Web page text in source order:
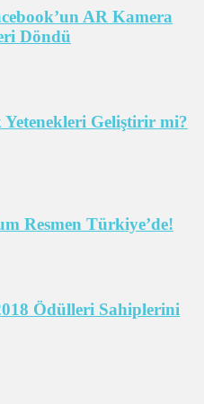
AR Kamera
Döndü
Geliştirir mi?
Resmen Türkiye’de!
Ödülleri Sahiplerini